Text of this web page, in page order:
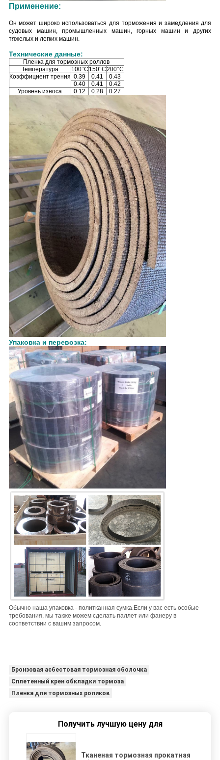
Применение:
Он может широко использоваться для торможения и замедления для
судовых машин, промышленных машин, горных машин и других
тяжелых и легких машин.
Технические данные:
Пленка для тормозных роллов
Температура
100°С 150°С200°С
Коэффициент трения 0.39 0.41
0.43
0.40
0.41
0.42
Уровень износа
0.12 0.28 0.27
Упаковка и перевозка:
Обычно наша упаковка - политканная сумка.Если у вас есть особые
требования, мы также можем сделать паллет или фанеру в
соответствии с вашим запросом.
Бронзовая асбестовая тормозная оболочка
Сплетенный крен обкладки тормоза
Пленка для тормозных роликов
Получить лучшую цену для
Тканеная тормозная прокатная